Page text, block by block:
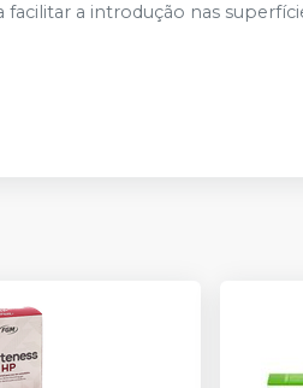
a introdução nas